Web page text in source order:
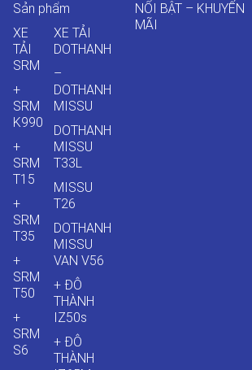
Sản phẩm
XE
TẢI
SRM
+
SRM
K990
+
SRM
T15
+
SRM
T35
+
SRM
T50
+
SRM
S6
XE TẢI
DOTHANH
–
DOTHANH
MISSU
DOTHANH
MISSU
T33L
MISSU
T26
DOTHANH
MISSU
VAN V56
+ ĐÔ
THÀNH
IZ50s
+ ĐÔ
THÀNH
NỔI BẬT – KHUYẾN
MÃI